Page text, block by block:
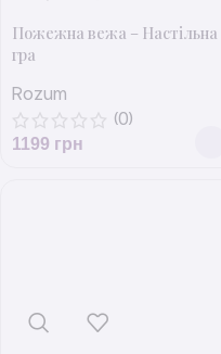
Пожежна вежа – Настільна
гра
Rozum
(0)
1199 грн